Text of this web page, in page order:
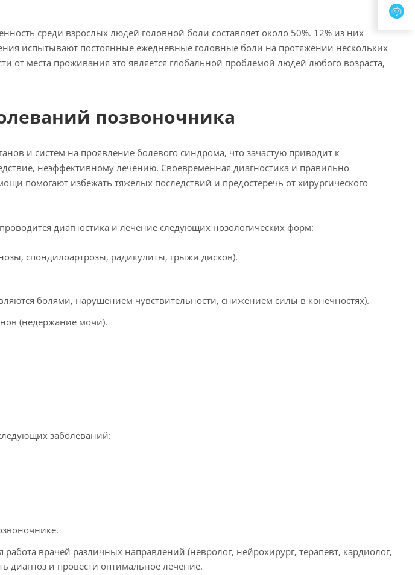
среди взрослых людей головной боли составляет около 50%. 12% из них
испытывают постоянные ежедневные головные боли на протяжении нескольких
от места проживания это является глобальной проблемой людей любого возраста,
позвоночника
и систем на проявление болевого синдрома, что зачастую приводит к
неэффективному лечению. Своевременная диагностика и правильно
помогают избежать тяжелых последствий и предостеречь от хирургического
диагностика и лечение следующих нозологических форм:
спондилоартрозы, радикулиты, грыжи дисков).
болями, нарушением чувствительности, снижением силы в конечностях).
(недержание мочи).
заболеваний:
врачей различных направлений (невролог, нейрохирург, терапевт, кардиолог,
диагноз и провести оптимальное лечение.